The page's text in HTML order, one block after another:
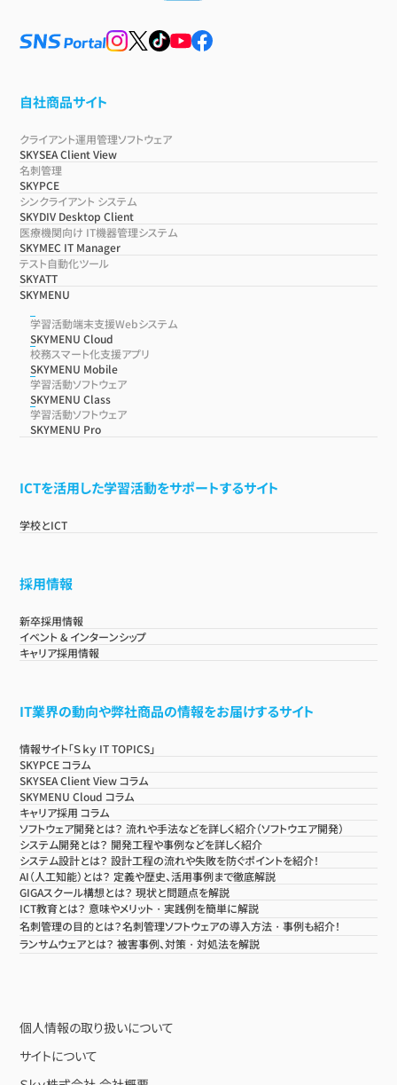
自社商品サイト
クライアント運用管理ソフトウェア
SKYSEA Client View
名刺管理
SKYPCE
シンクライアント システム
SKYDIV Desktop Client
医療機関向け IT機器管理システム
SKYMEC IT Manager
テスト自動化ツール
SKYATT
SKYMENU
学習活動端末支援Webシステム
SKYMENU Cloud
校務スマート化支援アプリ
SKYMENU Mobile
学習活動ソフトウェア
SKYMENU Class
学習活動ソフトウェア
SKYMENU Pro
ICTを活用した学習活動をサポートするサイト
学校とICT
採用情報
新卒採用情報
イベント & インターンシップ
キャリア採用情報
IT業界の動向や弊社商品の情報をお届けするサイト
情報サイト「Ｓｋｙ IT TOPICS」
SKYPCE コラム
SKYSEA Client View コラム
SKYMENU Cloud コラム
キャリア採用 コラム
ソフトウェア開発とは？ 流れや手法などを詳しく紹介（ソフトウエア開発）
システム開発とは？ 開発工程や事例などを詳しく紹介
システム設計とは？ 設計工程の流れや失敗を防ぐポイントを紹介！
AI（人工知能）とは？ 定義や歴史、活用事例まで徹底解説
GIGAスクール構想とは？ 現状と問題点を解説
ICT教育とは？ 意味やメリット・実践例を簡単に解説
名刺管理の目的とは？名刺管理ソフトウェアの導入方法・事例も紹介！
ランサムウェアとは？ 被害事例、対策・対処法を解説
個人情報の取り扱いについて
サイトについて